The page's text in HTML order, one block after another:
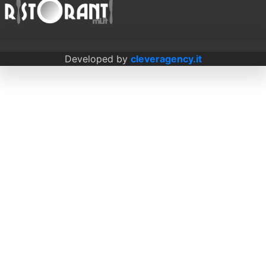
Developed by cleveragency.it